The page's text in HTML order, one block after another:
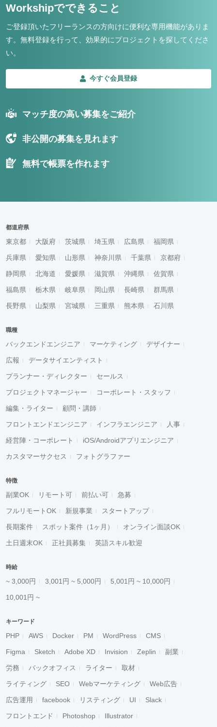
Workshipでできること
ご登録頂いたフリーランスの方向けに便利な専用機能がありま
す。 無料登録を行って、効果的にプロジェクトを探してくださ
い。
今すぐ会員登録
マッチ度の高い募集をご紹介
非公開の募集を見れます
無料で帳票を作れます
都道府県
東京都 大阪府 茨城県 埼玉県 広島県 福岡県
兵庫県 愛知県 山形県 神奈川県 千葉県 京都府
静岡県 北海道 愛媛県 滋賀県 沖縄県 佐賀県
福島県 栃木県 岐阜県 岡山県 長崎県 群馬県
長野県 山梨県 宮城県 三重県 熊本県 石川県
職種
バックエンドエンジニア マーケティング デザイナー
広報 データサイエンティスト
プランナー・ディレクター セールス
プロジェクトマネージャー コーポレート・スタッフ
編集・ライター 顧問・講師
フロントエンドエンジニア インフラエンジニア 人事
経営陣・コーポレート iOS/Androidアプリエンジニア
カスタマーサクセス フォトグラファー
特徴
副業OK リモート可 前払い可 急募
フルリモートOK 新規事業 スタートアップ
長期案件 スポット案件（1ヶ月） オンライン面談OK
土日週末OK 正社員募集 英語スキル歓迎
時給
~ 3,000円 3,001円 ~ 5,000円 5,001円 ~ 10,000円
10,001円 ~
キーワード
PHP AWS Docker PM WordPress CMS
Figma Sketch Adobe XD Invision Zeplin 副業
労務 バックオフィス ライター 取材
ライティング SEO Webマーケティング Web広告
広告運用 facebook リスティング UI Slack
フロントエンド Photoshop Illustrator